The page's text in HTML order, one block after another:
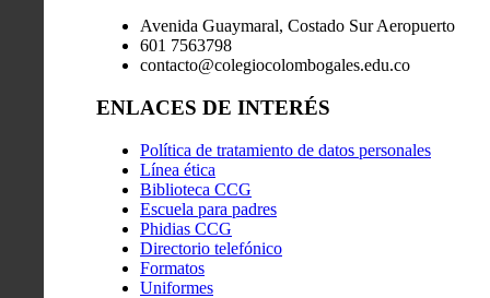
Avenida Guaymaral, Costado Sur Aeropuerto
601 7563798
contacto@colegiocolombogales.edu.co
ENLACES DE INTERÉS
Política de tratamiento de datos personales
Línea ética
Biblioteca CCG
Escuela para padres
Phidias CCG
Directorio telefónico
Formatos
Uniformes